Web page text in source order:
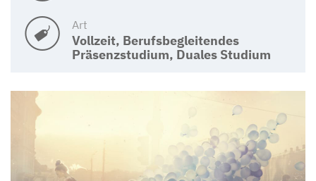
Art
Vollzeit, Berufsbegleitendes
Präsenzstudium, Duales Studium